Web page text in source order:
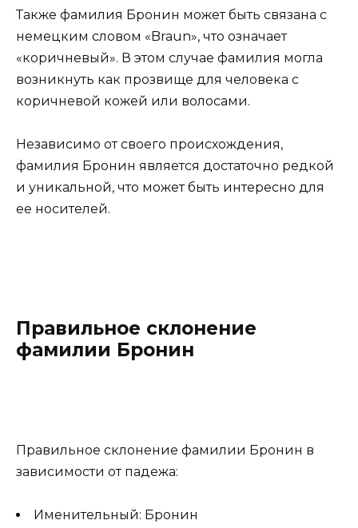
Также фамилия Бронин может быть связана с
немецким словом «Braun», что означает
«коричневый». В этом случае фамилия могла
возникнуть как прозвище для человека с
коричневой кожей или волосами.
Независимо от своего происхождения,
фамилия Бронин является достаточно редкой
и уникальной, что может быть интересно для
ее носителей.
Правильное склонение
фамилии Бронин
Правильное склонение фамилии Бронин в
зависимости от падежа:
Именительный: Бронин